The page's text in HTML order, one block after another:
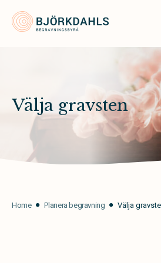
Björkdahls
Välja gravsten
Home Planera begravning Välja